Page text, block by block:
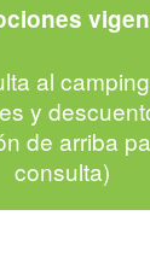
al
y
de arriba
consulta)